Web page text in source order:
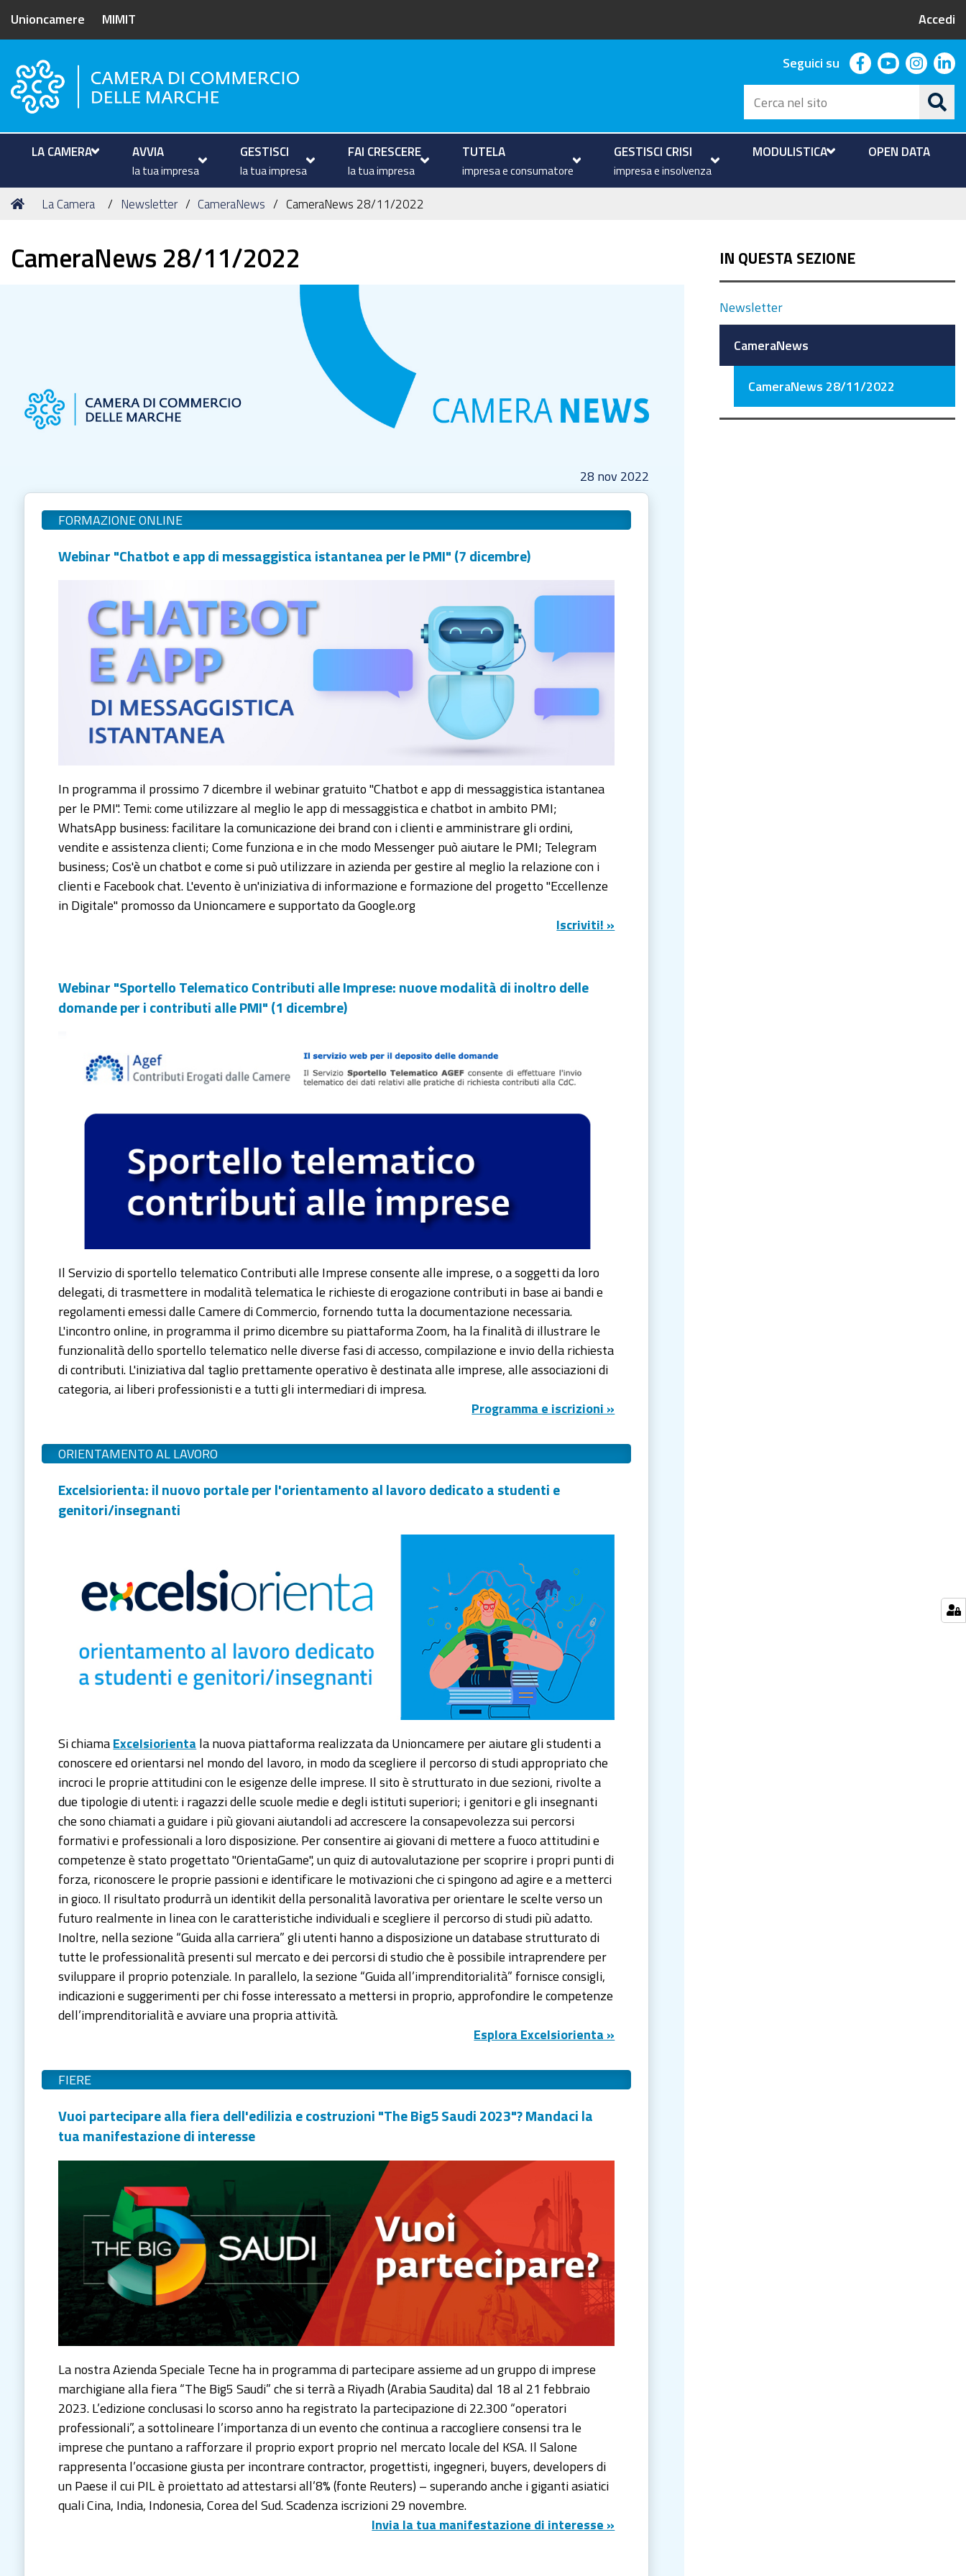
Unioncamere MIMIT Accedi
Camera di Commercio delle Marche
Seguici su facebookyoutube
Cerca
nel
sito
LA CAMERA AVVIA
la tua impresa
GESTISCI
la tua impresa
FAI CRESCERE
la tua impresa
TUTELA
impresa e consumatore
GESTISCI CRISI
impresa e insolvenza
MODULISTICA OPEN DATA
Tu
Home
La Camera Newsletter CameraNews CameraNews 28/11/2022
CameraNews 28/11/2022
28 nov 2022
FORMAZIONE ONLINE
Webinar "Chatbot e app di messaggistica istantanea per le PMI" (7 dicembre)
In programma il prossimo 7 dicembre il webinar gratuito "Chatbot e app di messaggistica istantanea
per le PMI". Temi: come utilizzare al meglio le app di messaggistica e chatbot in ambito PMI;
WhatsApp business: facilitare la comunicazione dei brand con i clienti e amministrare gli ordini,
vendite e assistenza clienti; Come funziona e in che modo Messenger può aiutare le PMI; Telegram
business; Cos'è un chatbot e come si può utilizzare in azienda per gestire al meglio la relazione con i
clienti e Facebook chat. L'evento è un'iniziativa di informazione e formazione del progetto "Eccellenze
in Digitale" promosso da Unioncamere e supportato da Google.org
Iscriviti! »
Webinar "Sportello Telematico Contributi alle Imprese: nuove modalità di inoltro delle
domande per i contributi alle PMI" (1 dicembre)
Il Servizio di sportello telematico Contributi alle Imprese consente alle imprese, o a soggetti da loro
delegati, di trasmettere in modalità telematica le richieste di erogazione contributi in base ai bandi e
regolamenti emessi dalle Camere di Commercio, fornendo tutta la documentazione necessaria.
L'incontro online, in programma il primo dicembre su piattaforma Zoom, ha la finalità di illustrare le
funzionalità dello sportello telematico nelle diverse fasi di accesso, compilazione e invio della richiesta
di contributi. L'iniziativa dal taglio prettamente operativo è destinata alle imprese, alle associazioni di
categoria, ai liberi professionisti e a tutti gli intermediari di impresa.
Programma e iscrizioni »
ORIENTAMENTO AL LAVORO
Excelsiorienta: il nuovo portale per l'orientamento al lavoro dedicato a studenti e
genitori/insegnanti
Si chiama Excelsiorienta la nuova piattaforma realizzata da Unioncamere per aiutare gli studenti a
conoscere ed orientarsi nel mondo del lavoro, in modo da scegliere il percorso di studi appropriato che
incroci le proprie attitudini con le esigenze delle imprese. Il sito è strutturato in due sezioni, rivolte a
due tipologie di utenti: i ragazzi delle scuole medie e degli istituti superiori; i genitori e gli insegnanti
che sono chiamati a guidare i più giovani aiutandoli ad accrescere la consapevolezza sui percorsi
formativi e professionali a loro disposizione. Per consentire ai giovani di mettere a fuoco attitudini e
competenze è stato progettato "OrientaGame", un quiz di autovalutazione per scoprire i propri punti di
forza, riconoscere le proprie passioni e identificare le motivazioni che ci spingono ad agire e a metterci
in gioco. Il risultato produrrà un identikit della personalità lavorativa per orientare le scelte verso un
futuro realmente in linea con le caratteristiche individuali e scegliere il percorso di studi più adatto.
Inoltre, nella sezione “Guida alla carriera” gli utenti hanno a disposizione un database strutturato di
tutte le professionalità presenti sul mercato e dei percorsi di studio che è possibile intraprendere per
sviluppare il proprio potenziale. In parallelo, la sezione “Guida all’imprenditorialità” fornisce consigli,
indicazioni e suggerimenti per chi fosse interessato a mettersi in proprio, approfondire le competenze
dell’imprenditorialità e avviare una propria attività.
Esplora Excelsiorienta »
FIERE
Vuoi partecipare alla fiera dell'edilizia e costruzioni "The Big5 Saudi 2023"? Mandaci la
tua manifestazione di interesse
La nostra Azienda Speciale Tecne ha in programma di partecipare assieme ad un gruppo di imprese
marchigiane alla fiera “The Big5 Saudi” che si terrà a Riyadh (Arabia Saudita) dal 18 al 21 febbraio
2023. L’edizione conclusasi lo scorso anno ha registrato la partecipazione di 22.300 “operatori
professionali”, a sottolineare l’importanza di un evento che continua a raccogliere consensi tra le
imprese che puntano a rafforzare il proprio export proprio nel mercato locale del KSA. Il Salone
rappresenta l’occasione giusta per incontrare contractor, progettisti, ingegneri, buyers, developers di
un Paese il cui PIL è proiettato ad attestarsi all’8% (fonte Reuters) – superando anche i giganti asiatici
quali Cina, India, Indonesia, Corea del Sud. Scadenza iscrizioni 29 novembre.
Invia la tua manifestazione di interesse »
IN QUESTA SEZIONE
Newsletter
CameraNews
CameraNews 28/11/2022